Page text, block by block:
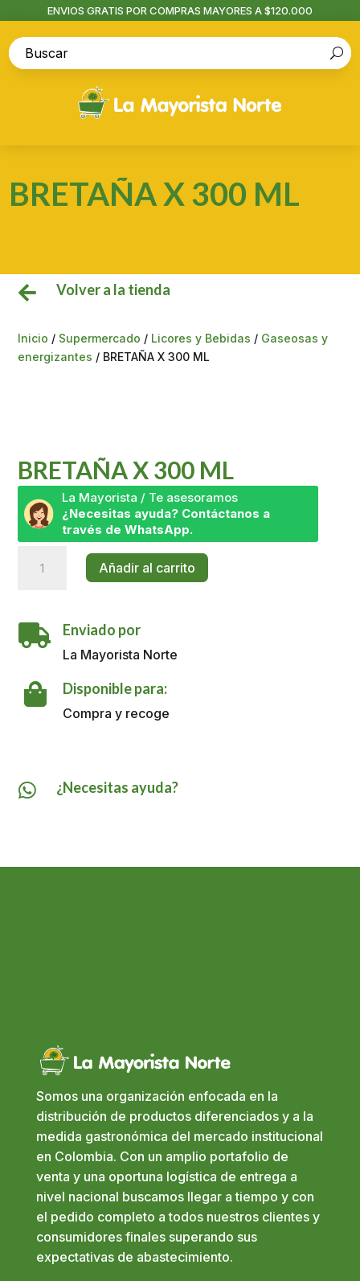
ENVIOS GRATIS POR COMPRAS MAYORES A $120.000
BRETAÑA X 300 ML
 Volver a la tienda
Inicio / Supermercado / Licores y Bebidas / Gaseosas y
energizantes / BRETAÑA X 300 ML
BRETAÑA X 300 ML
La Mayorista / Te asesoramos
¿Necesitas ayuda? Contáctanos a
través de WhatsApp.
cantidad
Añadir al carrito
 Enviado por
La Mayorista Norte
 Disponible para:
Compra y recoge
 ¿Necesitas ayuda?
Somos una organización enfocada en la
distribución de productos diferenciados y a la
medida gastronómica del mercado institucional
en Colombia. Con un amplio portafolio de
venta y una oportuna logística de entrega a
nivel nacional buscamos llegar a tiempo y con
el pedido completo a todos nuestros clientes y
consumidores finales superando sus
expectativas de abastecimiento.